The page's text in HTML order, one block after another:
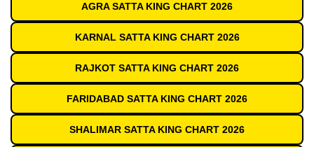
AGRA SATTA KING CHART 2026
KARNAL SATTA KING CHART 2026
RAJKOT SATTA KING CHART 2026
FARIDABAD SATTA KING CHART 2026
SHALIMAR SATTA KING CHART 2026